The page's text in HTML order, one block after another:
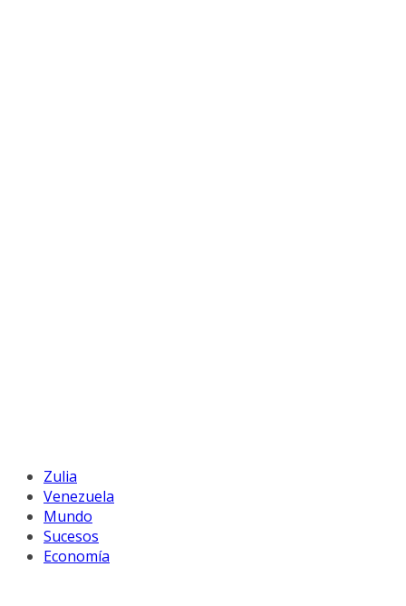
Zulia
Venezuela
Mundo
Sucesos
Economía